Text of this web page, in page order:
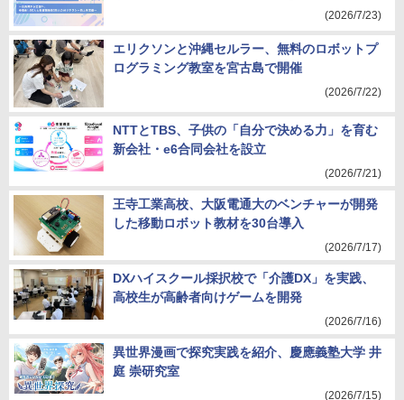
(2026/7/23)
エリクソンと沖縄セルラー、無料のロボットプ
ログラミング教室を宮古島で開催
(2026/7/22)
NTTとTBS、子供の「自分で決める力」を育む
新会社・e6合同会社を設立
(2026/7/21)
王寺工業高校、大阪電通大のベンチャーが開発
した移動ロボット教材を30台導入
(2026/7/17)
DXハイスクール採択校で「介護DX」を実践、
高校生が高齢者向けゲームを開発
(2026/7/16)
異世界漫画で探究実践を紹介、慶應義塾大学 井
庭 崇研究室
(2026/7/15)